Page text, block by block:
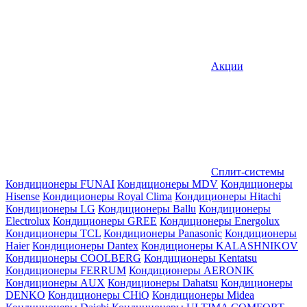
Акции
Сплит-системы
Кондиционеры FUNAI Кондиционеры MDV Кондиционеры
Hisense Кондиционеры Royal Clima Кондиционеры Hitachi
Кондиционеры LG Кондиционеры Ballu Кондиционеры
Electrolux Кондиционеры GREE Кондиционеры Energolux
Кондиционеры TCL Кондиционеры Panasonic Кондиционеры
Haier Кондиционеры Dantex Кондиционеры KALASHNIKOV
Кондиционеры СOOLBERG Кондиционеры Kentatsu
Кондиционеры FERRUM Кондиционеры AERONIK
Кондиционеры AUX Кондиционеры Dahatsu Кондиционеры
DENKO Кондиционеры CHiQ Кондиционеры Midea